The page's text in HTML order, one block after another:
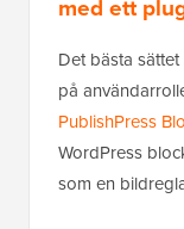
med ett
Det bästa
på
PublishPress
WordPress
som en